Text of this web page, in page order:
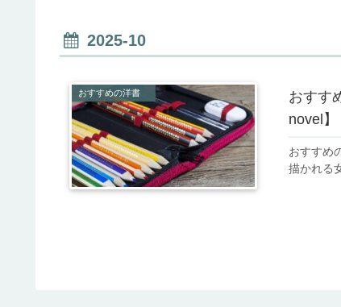
2025-10
おすすめの洋書
おすす
novel】
おすすめ
描かれる